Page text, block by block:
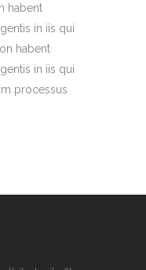
habent
in iis qui
habent
in iis qui
processus